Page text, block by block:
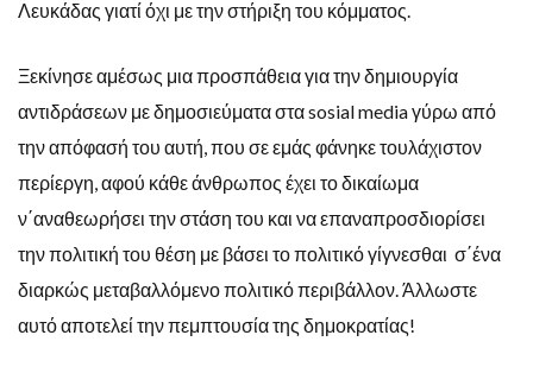
Λευκάδας γιατί όχι με την στήριξη του κόμματος.
Ξεκίνησε αμέσως μια προσπάθεια για την δημιουργία
αντιδράσεων με δημοσιεύματα στα sosial media γύρω από
την απόφασή του αυτή, που σε εμάς φάνηκε τουλάχιστον
περίεργη, αφού κάθε άνθρωπος έχει το δικαίωμα
ν΄αναθεωρήσει την στάση του και να επαναπροσδιορίσει
την πολιτική του θέση με βάσει το πολιτικό γίγνεσθαι σ΄ένα
διαρκώς μεταβαλλόμενο πολιτικό περιβάλλον. Άλλωστε
αυτό αποτελεί την πεμπτουσία της δημοκρατίας!